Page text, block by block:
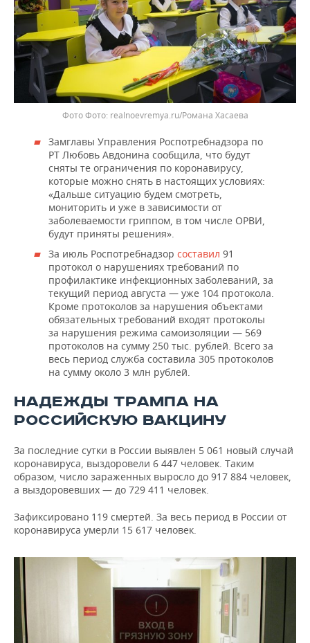
Фото realnoevremya.ru/Романа Хасаева
Замглавы Управления Роспотребнадзора по
РТ Любовь Авдонина сообщила, что будут
сняты те ограничения по коронавирусу,
которые можно снять в настоящих условиях:
«Дальше ситуацию будем смотреть,
мониторить и уже в зависимости от
заболеваемости гриппом, в том числе ОРВИ,
будут приняты решения».
За июль Роспотребнадзор составил 91
протокол о нарушениях требований по
профилактике инфекционных заболеваний, за
текущий период августа — уже 104 протокола.
Кроме протоколов за нарушения объектами
обязательных требований входят протоколы
за нарушения режима самоизоляции — 569
протоколов на сумму 250 тыс. рублей. Всего за
весь период служба составила 305 протоколов
на сумму около 3 млн рублей.
НАДЕЖДЫ ТРАМПА НА
РОССИЙСКУЮ ВАКЦИНУ
За последние сутки в России выявлен 5 061 новый случай
коронавируса, выздоровели 6 447 человек. Таким
образом, число зараженных выросло до 917 884 человек,
а выздоровевших — до 729 411 человек.
Зафиксировано 119 смертей. За весь период в России от
коронавируса умерли 15 617 человек.